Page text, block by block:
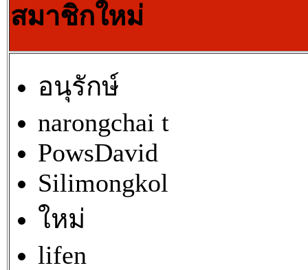
สมาชิกใหม่
อนุรักษ์
narongchai t
PowsDavid
Silimongkol
ใหม่
lifen